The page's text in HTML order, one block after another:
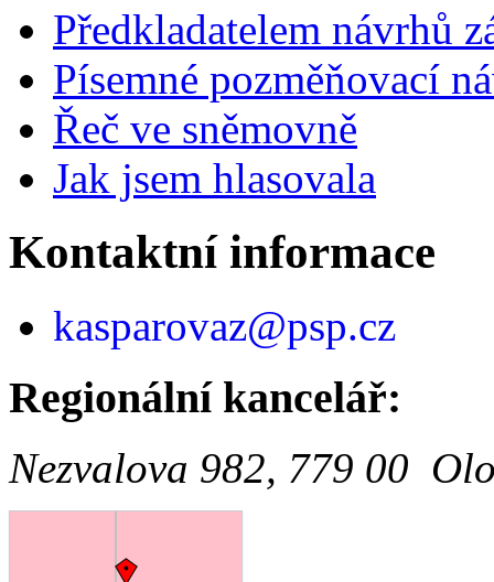
Předkladatelem návrhů
Písemné pozměňovací
Řeč ve sněmovně
Jak jsem hlasovala
Kontaktní informace
kasparovaz@psp.cz
Regionální kancelář:
Nezvalova 982, 779 00